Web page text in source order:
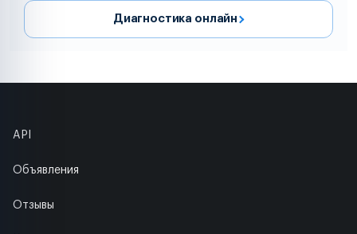
Диагностика онлайн
API
Объявления
Отзывы